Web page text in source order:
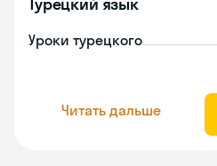
Уроки турецкого
Читать дальше